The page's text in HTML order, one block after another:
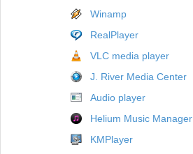
Winamp
RealPlayer
VLC media player
J. River Media Center
Audio player
Helium Music Manager
KMPlayer